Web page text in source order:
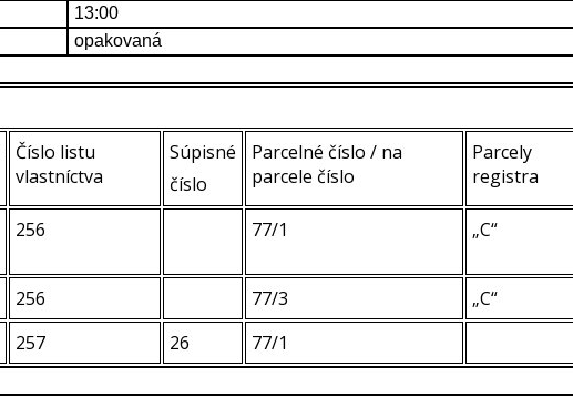
13:00
opakovaná
Číslo listu
vlastníctva
Súpisné
číslo
Parcelné číslo / na
parcele číslo
Parcely
registra
256 77/1 „C“
256 77/3 „C“
257 26 77/1